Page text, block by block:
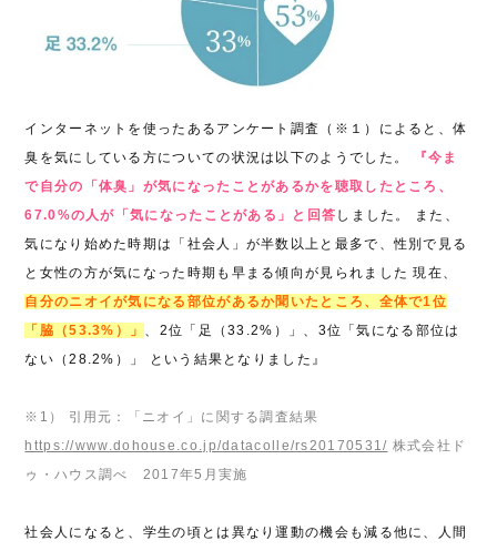
インターネットを使ったあるアンケート調査（※１）によると、体
臭を気にしている方についての状況は以下のようでした。
『今ま
で自分の「体臭」が気になったことがあるかを聴取したところ、
67.0%の人が「気になったことがある」と回答 しました。 また、
気になり始めた時期は「社会人」が半数以上と最多で、性別で見る
と女性の方が気になった時期も早まる傾向が見られました 現在、
自分のニオイが気になる部位があるか聞いたところ、全体で1位
「脇（53.3%）」
、2位「足（33.2%）」、3位「気になる部位は
ない（28.2%）」 という結果となりました』
※1） 引用元：「ニオイ」に関する調査結果
https://www.dohouse.co.jp/datacolle/rs20170531/ 株式会社ド
ゥ・ハウス調べ 2017年5月実施
社会人になると、学生の頃とは異なり運動の機会も減る他に、人間